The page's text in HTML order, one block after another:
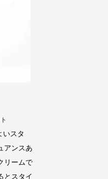
いスタ
アンスあ
リームで
とスタイ